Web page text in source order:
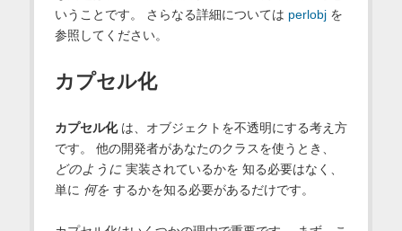
いうことです。 さらなる詳細については perlobjを
参照してください。
カプセル化
カプセル化は、オブジェクトを不透明にする考え方
です。 他の開発者があなたのクラスを使うとき、
どのように実装されているかを 知る必要はなく、
単に 何を するかを知る必要があるだけです。